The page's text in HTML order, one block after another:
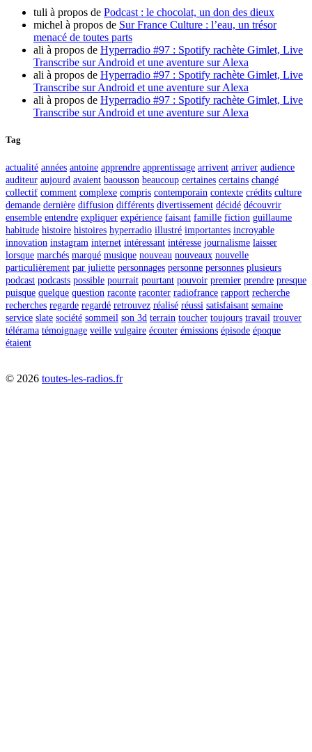
tuli à propos de Podcast : le chocolat, un don des dieux
michel à propos de Sur France Culture : l’eau, un trésor
menacé de toutes parts
ali à propos de Hyperradio #97 : Spotify rachète Gimlet, Live
Transcribe sur Android et une aventure sur Alexa
ali à propos de Hyperradio #97 : Spotify rachète Gimlet, Live
Transcribe sur Android et une aventure sur Alexa
ali à propos de Hyperradio #97 : Spotify rachète Gimlet, Live
Transcribe sur Android et une aventure sur Alexa
Tag
actualité années antoine apprendre apprentissage arrivent arriver audience
auditeur aujourd avaient baousson beaucoup certaines certains changé
collectif comment complexe compris contemporain contexte crédits culture
demande dernière diffusion différents divertissement décidé découvrir
ensemble entendre expliquer expérience faisant famille fiction guillaume
habitude histoire histoires hyperradio illustré importantes incroyable
innovation instagram internet intéressant intéresse journalisme laisser
lorsque marchés marqué musique nouveau nouveaux nouvelle
particulièrement par juliette personnages personne personnes plusieurs
podcast podcasts possible pourrait pourtant pouvoir premier prendre presque
puisque quelque question raconte raconter radiofrance rapport recherche
recherches regarde regardé retrouvez réalisé réussi satisfaisant semaine
service slate société sommeil son 3d terrain toucher toujours travail trouver
télérama témoignage veille vulgaire écouter émissions épisode époque
étaient
© 2026 toutes-les-radios.fr